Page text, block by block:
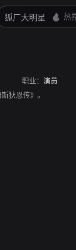
职业： 演员
狄恩传》。